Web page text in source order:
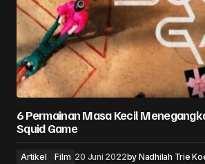
6 Permainan Masa Kecil
Squid Game
Artikel Film 20 Juni 2022by Nadhilah Trie